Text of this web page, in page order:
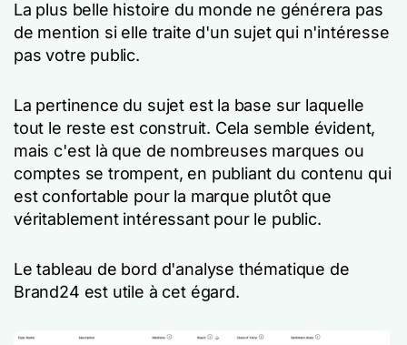
La plus belle histoire du monde ne générera pas
de mention si elle traite d'un sujet qui n'intéresse
pas votre public.
La pertinence du sujet est la base sur laquelle
tout le reste est construit. Cela semble évident,
mais c'est là que de nombreuses marques ou
comptes se trompent, en publiant du contenu qui
est confortable pour la marque plutôt que
véritablement intéressant pour le public.
Le tableau de bord d'analyse thématique de
Brand24 est utile à cet égard.